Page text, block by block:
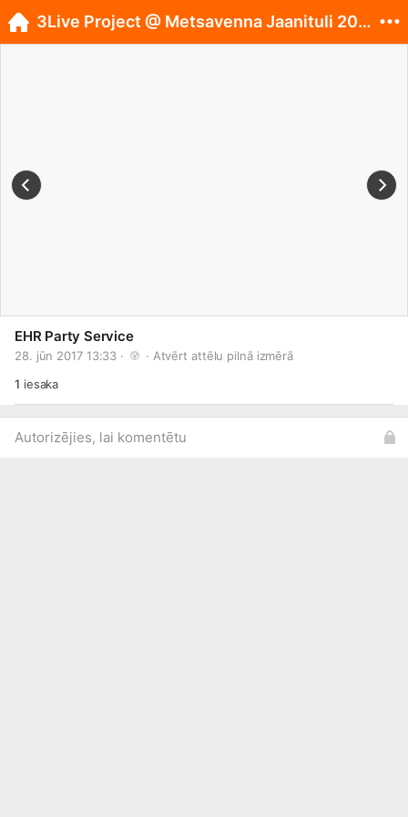
EHR Party Service
28. jūn 2017 13:33 · · Atvērt attēlu pilnā izmērā
1 iesaka
Autorizējies, lai komentētu
3Live Project @ Metsavenna Jaanituli 2017 / EST /